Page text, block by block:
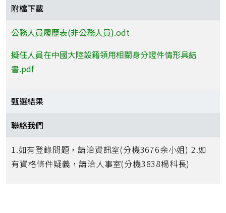
附檔下載
公務人員履歷表(非公務人員).odt
擬任人員在中國大陸設籍領用相關身分證件情形具結
書.pdf
甄選結果
聯絡我們
1.如有登錄問題，請洽資訊室(分機3676余小姐) 2.如
有資格條件疑義，請洽人事室(分機3838楊科長)